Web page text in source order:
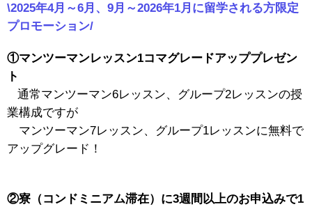
\2025年4月～6月、9月～2026年1月に留学される方限定
プロモーション/
①マンツーマンレッスン1コマグレードアッププレゼン
ト
通常マンツーマン6レッスン、グループ2レッスンの授
業構成ですが
マンツーマン7レッスン、グループ1レッスンに無料で
アップグレード！
②寮（コンドミニアム滞在）に3週間以上のお申込みで1